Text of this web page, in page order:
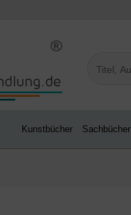
Kunstbücher Sachbücher